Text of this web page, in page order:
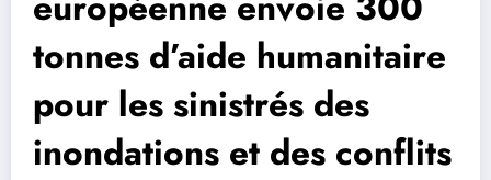
tonnes d’aide humanitaire
pour les sinistrés des
inondations et des conflits